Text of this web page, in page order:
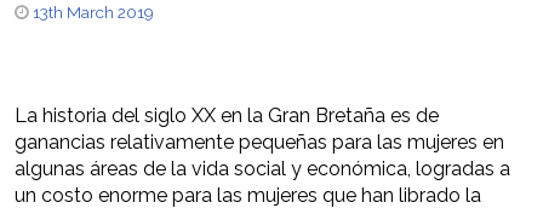
13th March 2019
La historia del siglo XX en la Gran Bretaña es de
ganancias relativamente pequeñas para las mujeres en
algunas áreas de la vida social y económica, logradas a
un costo enorme para las mujeres que han librado la